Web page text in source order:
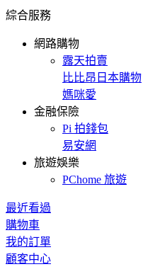
綜合服務
網路購物
露天拍賣
比比昂日本購物
媽咪愛
金融保險
Pi 拍錢包
易安網
旅遊娛樂
PChome 旅遊
最近看過
購物車
我的訂單
顧客中心